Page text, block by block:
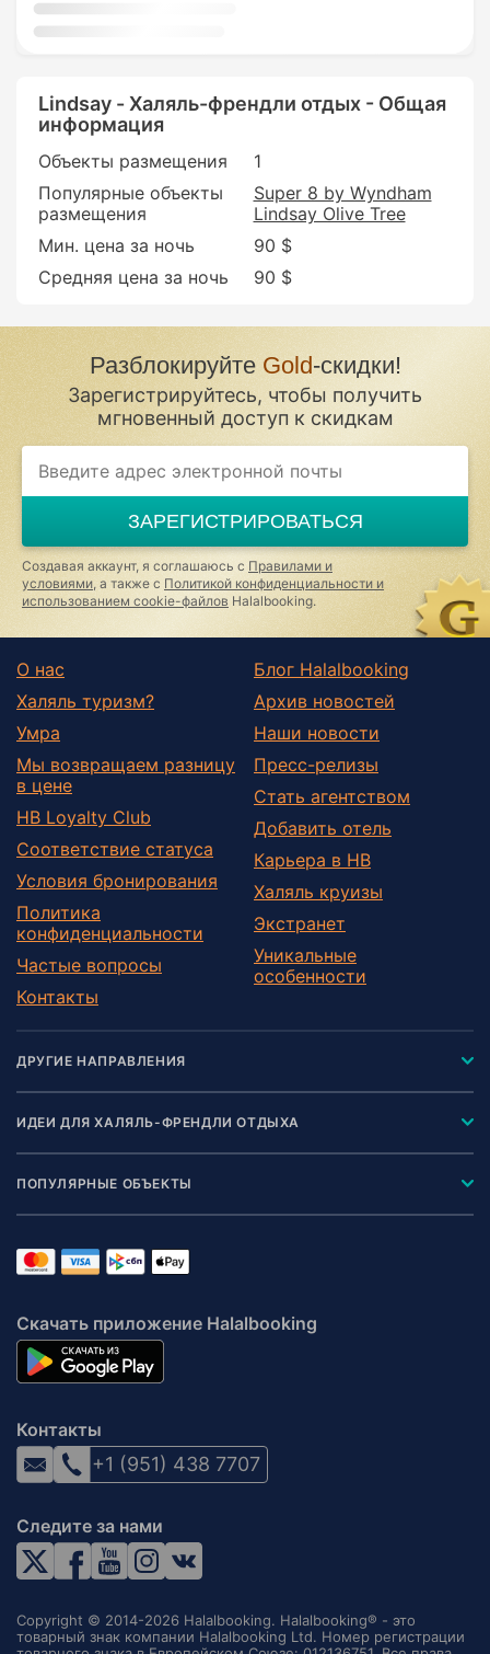
Lindsay - Халяль-френдли отдых - Общая
информация
Объекты размещения
1
Популярные объекты
размещения
Super 8 by Wyndham
Lindsay Olive Tree
Мин. цена за ночь
90 $
Средняя цена за ночь
90 $
Разблокируйте Gold-скидки!
Зарегистрируйтесь, чтобы получить
мгновенный доступ к скидкам
ЗАРЕГИСТРИРОВАТЬСЯ
Создавая аккаунт, я соглашаюсь с Правилами и
условиями , а также с Политикой конфиденциальности и
использованием cookie-файлов Halalbooking.
О нас
Халяль туризм?
Умра
Мы возвращаем разницу
в цене
HB Loyalty Club
Соответствие статуса
Условия бронирования
Политика
конфиденциальности
Частые вопросы
Контакты
Блог Halalbooking
Архив новостей
Наши новости
Пресс-релизы
Стать агентством
Добавить отель
Карьера в HB
Халяль круизы
Экстранет
Уникальные
особенности
ДРУГИЕ НАПРАВЛЕНИЯ
ИДЕИ ДЛЯ ХАЛЯЛЬ-ФРЕНДЛИ ОТДЫХА
ПОПУЛЯРНЫЕ ОБЪЕКТЫ
Скачать приложение Halalbooking
Контакты
+1 (951) 438 7707
Следите за нами
Copyright © 2014-2026 Halalbooking. Halalbooking® - это
товарный знак компании Halalbooking Ltd. Номер регистрации